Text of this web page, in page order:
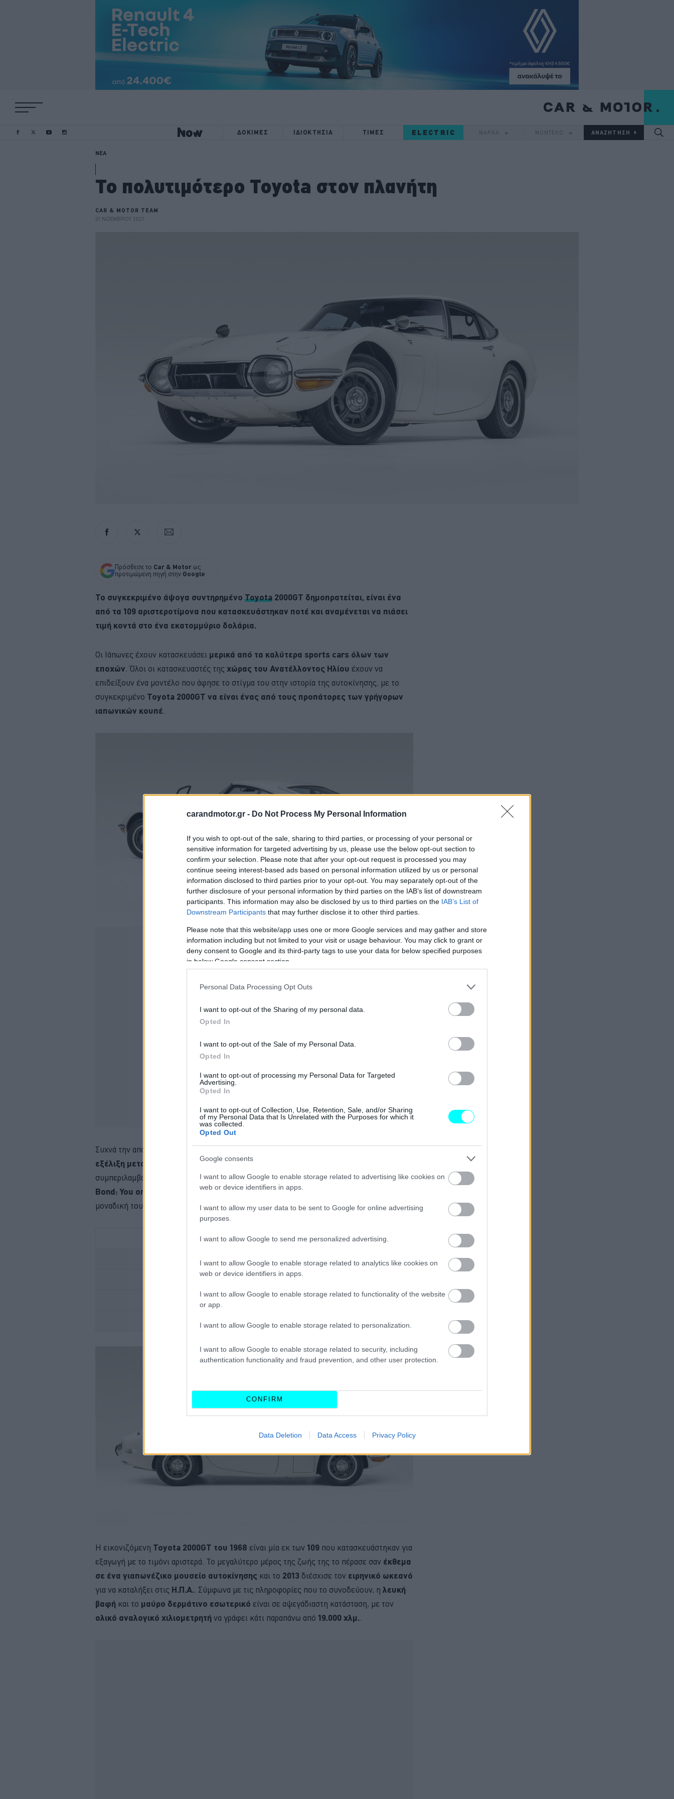
carandmotor.gr - Do Not Process My Personal Information
If you wish to opt-out of the sale, sharing to third parties, or processing of your personal or
sensitive information for targeted advertising by us, please use the below opt-out section to
confirm your selection. Please note that after your opt-out request is processed you may
continue seeing interest-based ads based on personal information utilized by us or personal
information disclosed to third parties prior to your opt-out. You may separately opt-out of the
further disclosure of your personal information by third parties on the IAB’s list of downstream
participants. This information may also be disclosed by us to third parties on the IAB’s List of
Downstream Participants that may further disclose it to other third parties.
Please note that this website/app uses one or more Google services and may gather and store
information including but not limited to your visit or usage behaviour. You may click to grant or
deny consent to Google and its third-party tags to use your data for below specified purposes
in below Google consent section.
Personal Data Processing Opt Outs
I want to opt-out of the Sharing of my personal data.
Opted In
I want to opt-out of the Sale of my Personal Data.
Opted In
I want to opt-out of processing my Personal Data for Targeted
Advertising.
Opted In
I want to opt-out of Collection, Use, Retention, Sale, and/or Sharing
of my Personal Data that Is Unrelated with the Purposes for which it
was collected.
Opted Out
Google consents
I want to allow Google to enable storage related to advertising like cookies on
web or device identifiers in apps.
I want to allow my user data to be sent to Google for online advertising
purposes.
I want to allow Google to send me personalized advertising.
I want to allow Google to enable storage related to analytics like cookies on
web or device identifiers in apps.
I want to allow Google to enable storage related to functionality of the website
or app.
I want to allow Google to enable storage related to personalization.
I want to allow Google to enable storage related to security, including
authentication functionality and fraud prevention, and other user protection.
CONFIRM
Data Deletion Data Access Privacy Policy
ΔΟΚΙΜΕΣ ΙΔΙΟΚΤΗΣΙΑ ΤΙΜΕΣ ELECTRIC ΜΑΡΚΑ ΜΟΝΤΕΛΟ
ΝΕΑ
Το πολυτιμότερο Toyota στον πλανήτη
CAR & MOTOR TEAM
01 ΝΟΕΜΒΡΙΟΥ 2021
Πρόσθεσε το Car & Motor ως
προτιμώμενη πηγή στην Google
Το συγκεκριμένο άψογα συντηρημένο Toyota 2000GT δημοπρατείται, είναι ένα
από τα 109 αριστεροτίμονα που κατασκευάστηκαν ποτέ και αναμένεται να πιάσει
τιμή κοντά στο ένα εκατομμύριο δολάρια.
Οι Ιάπωνες έχουν κατασκευάσει μερικά από τα καλύτερα sports cars όλων των
εποχών . Όλοι οι κατασκευαστές της χώρας του Ανατέλλοντος Ηλίου έχουν να
επιδείξουν ένα μοντέλο που άφησε το στίγμα του στην ιστορία της αυτοκίνησης, με το
συγκεκριμένο Toyota 2000GT να είναι ένας από τους προπάτορες των γρήγορων
ιαπωνικών κουπέ
Συχνά την αποκαλούσαν ως
εξέλιξη μεταξύ των Toyota και Yamaha. Συνολικά κατασκευάστηκαν
συμπεριλαμβανομένης και την ανοιχτής έκδοσης που πρωταγωνίστησε στην ταινίαJames
Bond: You only live twice
με οδηγό τον Σον Κόνερι. Όλες όμως ξεχώριζαν για την
μοναδική τους σχεδίαση, και ακόμα πιο πολύ για τα οδικά χαρακτηριστικά τους.
BUY NOW
Ο ΑΠΟΛΥΤΟΣ ΚΑΛΟΚΑΙΡΙΝΟΣ ΕΛΕΓΧΟΣ ΓΙΑ ΤΟ ΑΥΤΟΚΙΝΗΤΟ
MG3 ΑΠΟ 16.450 ΕΥΡΩ
ALFA ROMEO JUNIOR ME 8 ΧΡΟΝΙΑ ΕΓΓΥΗΣΗ
XPENG -ΤΑ ΝΕΑ "TESLA" ΠΟΥ ΗΡΘΑΝ ΣΤΗΝ ΕΛΛΑΔΑ
Η εικονιζόμενη Toyota 2000GT του 1968 είναι μία εκ των 109 που κατασκευάστηκαν για
εξαγωγή με το τιμόνι αριστερά. Το μεγαλύτερο μέρος της ζωής της το πέρασε σαν έκθεμα
σε ένα γιαπωνέζικο μουσείο αυτοκίνησης και το 2013 διέσχισε τον ειρηνικό ωκεανό
για να καταλήξει στις Η.Π.Α.. Σύμφωνα με τις πληροφορίες που το συνοδεύουν, η λευκή
βαφή και το μαύρο δερμάτινο εσωτερικό είναι σε αψεγάδιαστη κατάσταση, με τον
ολικό αναλογικό χιλιομετρητή να γράφει κάτι παραπάνω από 19.000 χλμ..